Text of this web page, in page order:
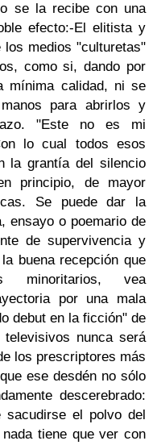
se la recibe con una
efecto:-El elitista y
los medios "culturetas"
como si, dando por
mínima calidad, ni se
para abrirlos y
"Este no es mi
lo cual todos esos
la grantía del silencio
principio, de mayor
Se puede dar la
ensayo o poemario de
de supervivencia y
buena recepción que
minoritarios, vea
por una mala
debut en la ficción" de
nunca será
los prescriptores más
ese desdén no sólo
descerebrado:
sacudirse el polvo del
tiene que ver con